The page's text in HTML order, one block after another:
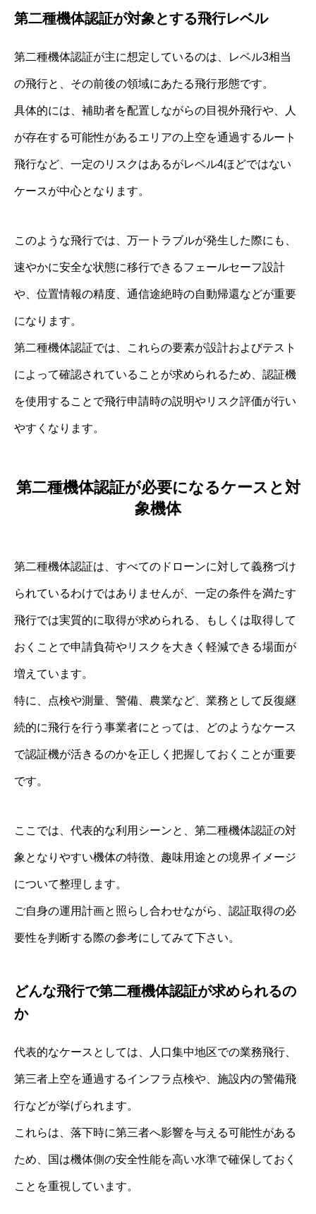
第二種機体認証が対象とする飛行レベル
第二種機体認証が主に想定しているのは、レベル3相当
の飛行と、その前後の領域にあたる飛行形態です。
具体的には、補助者を配置しながらの目視外飛行や、人
が存在する可能性があるエリアの上空を通過するルート
飛行など、一定のリスクはあるがレベル4ほどではない
ケースが中心となります。
このような飛行では、万一トラブルが発生した際にも、
速やかに安全な状態に移行できるフェールセーフ設計
や、位置情報の精度、通信途絶時の自動帰還などが重要
になります。
第二種機体認証では、これらの要素が設計およびテスト
によって確認されていることが求められるため、認証機
を使用することで飛行申請時の説明やリスク評価が行い
やすくなります。
第二種機体認証が必要になるケースと対
象機体
第二種機体認証は、すべてのドローンに対して義務づけ
られているわけではありませんが、一定の条件を満たす
飛行では実質的に取得が求められる、もしくは取得して
おくことで申請負荷やリスクを大きく軽減できる場面が
増えています。
特に、点検や測量、警備、農業など、業務として反復継
続的に飛行を行う事業者にとっては、どのようなケース
で認証機が活きるのかを正しく把握しておくことが重要
です。
ここでは、代表的な利用シーンと、第二種機体認証の対
象となりやすい機体の特徴、趣味用途との境界イメージ
について整理します。
ご自身の運用計画と照らし合わせながら、認証取得の必
要性を判断する際の参考にしてみて下さい。
どんな飛行で第二種機体認証が求められるの
か
代表的なケースとしては、人口集中地区での業務飛行、
第三者上空を通過するインフラ点検や、施設内の警備飛
行などが挙げられます。
これらは、落下時に第三者へ影響を与える可能性がある
ため、国は機体側の安全性能を高い水準で確保しておく
ことを重視しています。